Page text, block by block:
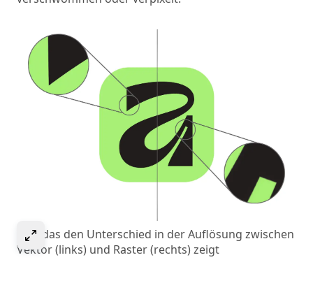
Select to expand image
Bild, das den Unterschied in der Auflösung zwischen
Vektor (links) und Raster (rechts) zeigt